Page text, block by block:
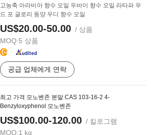
고농축 아라비아 향수 오일 두바이 향수 오일 라타파 우
드 포 글로리 동양 우디 향수 오일
US$20.00-50.00 / 상품
MOQ:5 상품
공급 업체에게 연락
최고 가격 모노벤존 분말 CAS 103-16-2 4-
Benzyloxyphenol 모노벤존
US$100.00-120.00 / 킬로그램
MOQ:1 kg